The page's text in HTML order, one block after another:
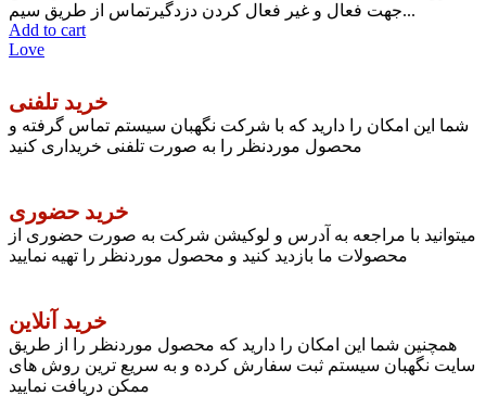
جهت فعال و غیر فعال کردن دزدگیرتماس از طریق سیم...
Add to cart
Love
خرید تلفنی
شما این امکان را دارید که با شرکت نگهبان سیستم تماس گرفته و
محصول موردنظر را به صورت تلفنی خریداری کنید
خرید حضوری
میتوانید با مراجعه به آدرس و لوکیشن شرکت به صورت حضوری از
محصولات ما بازدید کنید و محصول موردنظر را تهیه نمایید
خرید آنلاین
همچنین شما این امکان را دارید که محصول موردنظر را از طریق
سایت نگهبان سیستم ثبت سفارش کرده و به سریع ترین روش های
ممکن دریافت نمایید